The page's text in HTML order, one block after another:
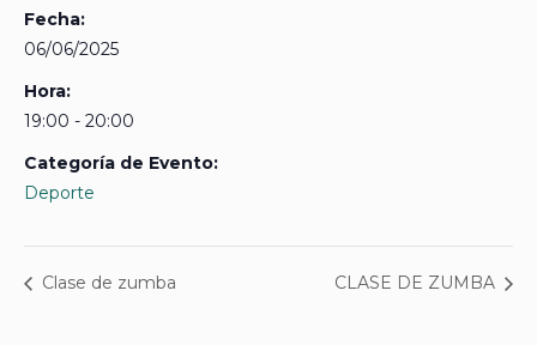
Fecha:
06/06/2025
Hora:
19:00 - 20:00
Categoría de Evento:
Deporte
Clase de zumba CLASE DE ZUMBA